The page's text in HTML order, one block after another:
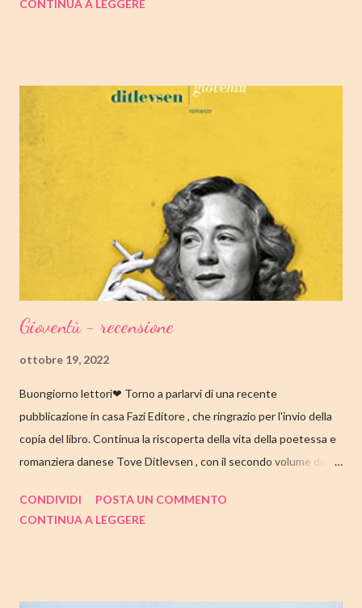
ROMANZO PAGINE: 348 PREZZO: 19.00/EBOOK 10.99 Link
impiegato nella biblioteca universitaria di fronte a casa. Sua
madre, Margaret, una poetessa di origini cinesi, li ha abbandonati
quando lui aveva solo nove anni in circostanze misteriose, dopo
che una sua poesi...
CONTINUA A LEGGERE
Gioventù - recensione
ottobre 19, 2022
Buongiorno lettori❤ Torno a parlarvi di una recente
pubblicazione in casa Fazi Editore , che ringrazio per l'invio della
copia del libro. Continua la riscoperta della vita della poetessa e
romanziera danese Tove Ditlevsen , con il secondo volume della
come sempre, trovate tutte le mie impressioni al suo termine.
CONDIVIDI
POSTA UN COMMENTO
CONTINUA A LEGGERE